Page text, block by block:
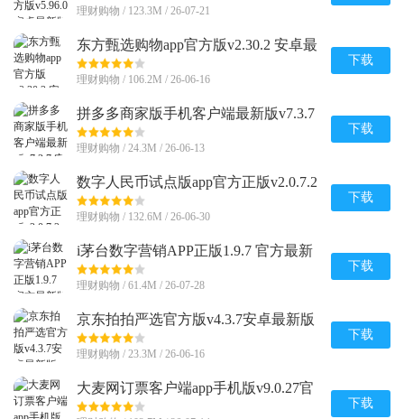
理财购物 / 123.3M / 26-07-21
东方甄选购物app官方版v2.30.2 安卓最
新版
理财购物 / 106.2M / 26-06-16
下载
拼多多商家版手机客户端最新版v7.3.7
安卓版
理财购物 / 24.3M / 26-06-13
下载
数字人民币试点版app官方正版v2.0.7.2
安卓版
理财购物 / 132.6M / 26-06-30
下载
i茅台数字营销APP正版1.9.7 官方最新
版
理财购物 / 61.4M / 26-07-28
下载
京东拍拍严选官方版v4.3.7安卓最新版
理财购物 / 23.3M / 26-06-16
下载
大麦网订票客户端app手机版v9.0.27官
方正版
下载